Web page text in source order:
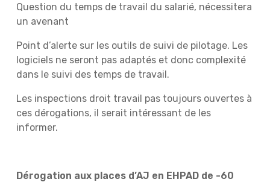
Question du temps de travail du salarié, nécessitera
un avenant
Point d’alerte sur les outils de suivi de pilotage. Les
logiciels ne seront pas adaptés et donc complexité
dans le suivi des temps de travail.
Les inspections droit travail pas toujours ouvertes à
ces dérogations, il serait intéressant de les
informer.
Dérogation aux places d’AJ en EHPAD de -60